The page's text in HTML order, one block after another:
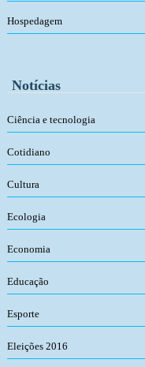
Hospedagem
Notícias
Ciência e tecnologia
Cotidiano
Cultura
Ecologia
Economia
Educação
Esporte
Eleições 2016